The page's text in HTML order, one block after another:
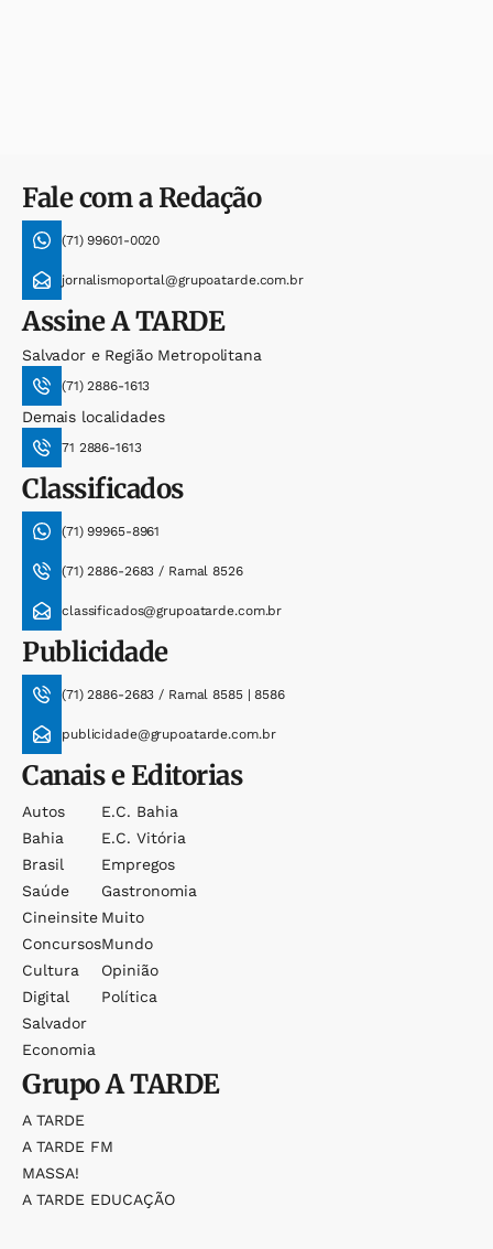
Fale com a Redação
(71) 99601-0020
jornalismoportal@grupoatarde.com.br
AssineA TARDE
Salvador e Região Metropolitana
(71) 2886-1613
Demais localidades
71 2886-1613
Classificados
(71) 99965-8961
(71) 2886-2683 / Ramal 8526
classificados@grupoatarde.com.br
Publicidade
(71) 2886-2683 / Ramal 8585 | 8586
publicidade@grupoatarde.com.br
Canais e Editorias
Autos
Bahia
Brasil
Saúde
Cineinsite
Concursos
Cultura
Digital
Salvador
Economia
E.c. Bahia
E.c. Vitória
Empregos
Gastronomia
Muito
Mundo
Opinião
Política
GrupoA TARDE
A TARDE
A TARDE FM
MASSA!
A TARDE EDUCAÇÃO